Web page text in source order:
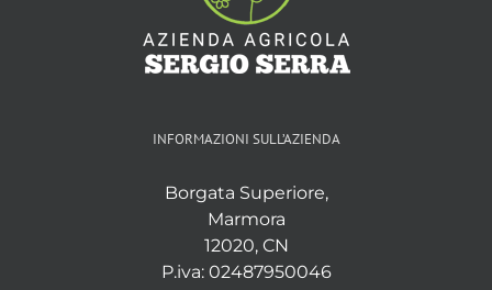
INFORMAZIONI SULL’AZIENDA
Borgata Superiore,
Marmora
12020, CN
P.iva: 02487950046